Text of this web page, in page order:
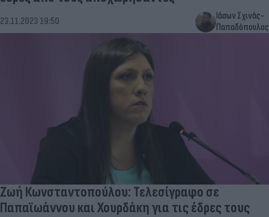
23.11.2023 19:50
Ιάσων Σχινάς-
Παπαδόπουλος
Ζωή Κωνσταντοπούλου: Τελεσίγραφο σε
Παπαϊωάννου και Χουρδάκη για τις έδρες τους